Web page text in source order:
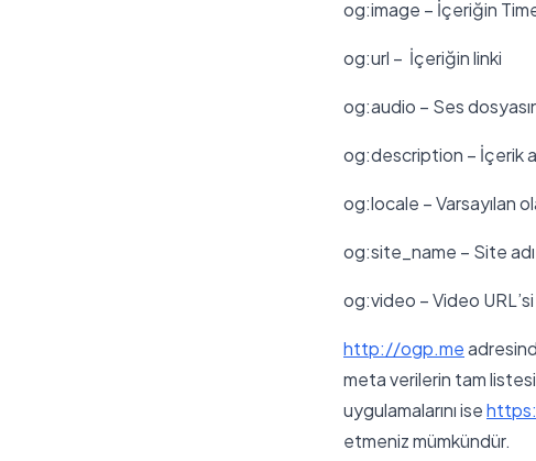
og:image – İçeriğin
og:url – İçeriğin linki
og:audio – Ses
og:description – İçerik
og:locale – Varsayılan
og:site_name – Site adı
og:video – Video URL’si
http://ogp.me
meta verilerin tam
uygulamalarını ise
etmeniz mümkündür.